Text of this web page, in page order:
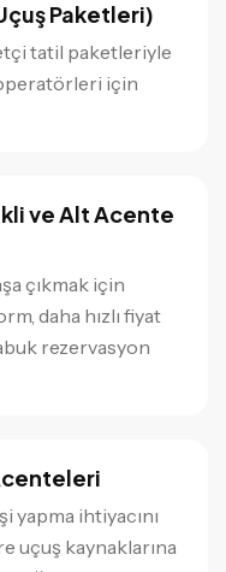
Paketleri)
tatil paketleriyle
için
ve Alt Acente
çıkmak için
daha hızlı fiyat
rezervasyon
yapma ihtiyacını
uçuş kaynaklarına